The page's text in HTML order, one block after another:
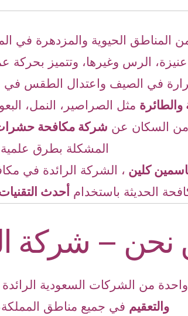
المناطق الحيوية والمزدهرة في
الرس وغيرها، وتتميز
في الصيف واعتدال الطقس في
والطائرة مثل الصراصير، النمل،
من السكان عن شركة مكافحة
المشكلة بطرق
كلين ، الشركة الرائدة في
الحديثة باستخدام أحدث
– شركة
من الشركات السعودية
والتعقيم في جميع مناطق